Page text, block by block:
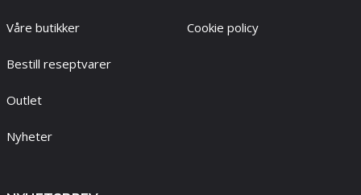
Våre butikker
Bestill reseptvarer
Outlet
Nyheter
Cookie policy